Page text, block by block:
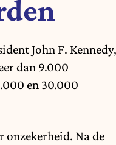
John F. Kennedy,
dan 9.000
en 30.000
Na de